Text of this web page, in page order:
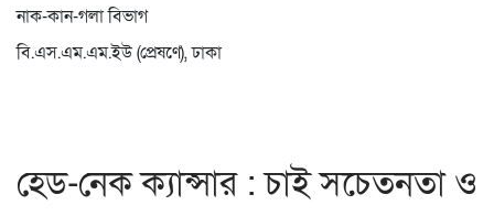
নাক-কান-গলা বিভাগ
বি.এস.এম.এম.ইউ (প্রেষণে), ঢাকা
হেড-নেক ক্যান্সার : চাই সচেতনতা ও